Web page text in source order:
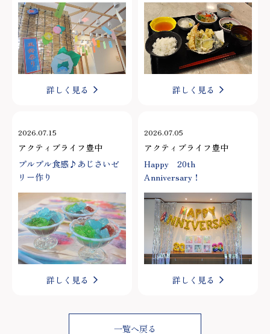
詳しく見る 詳しく見る
2026.07.15
アクティブライフ豊中
プルプル食感♪あじさいゼ
リー作り
詳しく見る
2026.07.05
アクティブライフ豊中
Happy 20th
Anniversary！
詳しく見る
一覧へ戻る